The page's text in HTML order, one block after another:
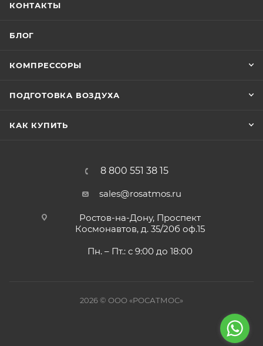
КОНТАКТЫ
БЛОГ
КОМПРЕССОРЫ
ПОДГОТОВКА ВОЗДУХА
КАК КУПИТЬ
8 800 551 38 15
sales@rosatmos.ru
Ростов-на-Дону, Проспект
Космонавтов, д. 35/20б оф.15
Пн. – Пт.: с 9:00 до 18:00
2026 © ООО «РОСАТМОС»